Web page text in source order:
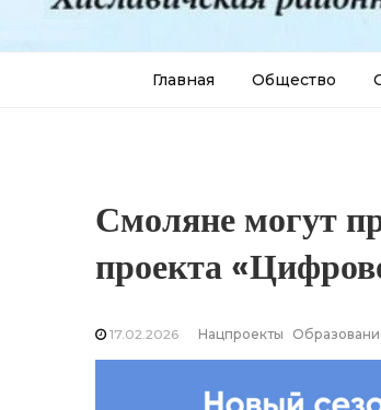
Главная Общество
Смоляне могут
проекта
17.02.2026 Нацпроекты